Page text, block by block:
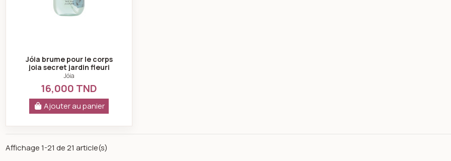
Jóia brume pour le corps
joia secret jardin fleuri
300ml
Jóia
16,000 TND
Ajouter au panier
Affichage 1-21 de 21 article(s)